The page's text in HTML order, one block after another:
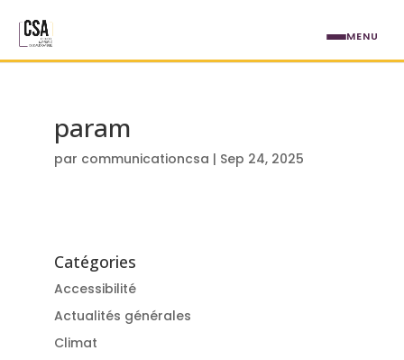
param
par communicationcsa | Sep 24, 2025
Catégories
Accessibilité
Actualités générales
Climat
MENU